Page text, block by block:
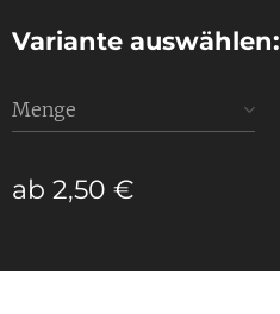
Variante auswählen:
Menge
ab 2,50 €